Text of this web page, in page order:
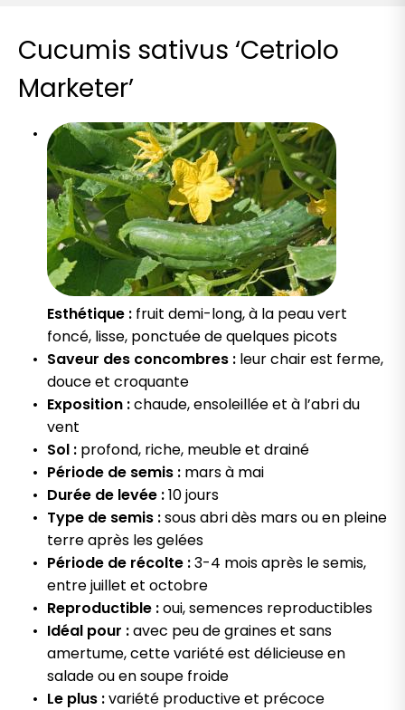
Cucumis sativus ‘Cetriolo
Marketer’
Esthétique : fruit demi-long, à la peau vert
foncé, lisse, ponctuée de quelques picots
Saveur des concombres : leur chair est ferme,
douce et croquante
Exposition :chaude, ensoleillée et à l’abri du
vent
Sol : profond, riche, meuble et drainé
Période de semis : mars à mai
Durée de levée :10 jours
Type de semis :sous abri dès mars ou en pleine
terre après les gelées
Période de récolte :3-4 mois après le semis,
entre juillet et octobre
Reproductible :oui, semences reproductibles
Idéal pour :avec peu de graines et sans
amertume, cette variété est délicieuse en
salade ou en soupe froide
Le plus :variété productive et précoce